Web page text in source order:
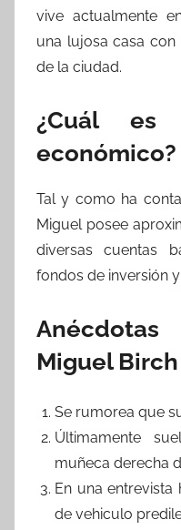
vive actualmente
una lujosa casa con
de la ciudad.
¿Cuál es
económico?
Tal y como ha
Miguel posee
diversas cuentas
fondos de inversión
Miguel
Se rumorea que
Últimamente
muñeca derecha
En una
de vehiculo